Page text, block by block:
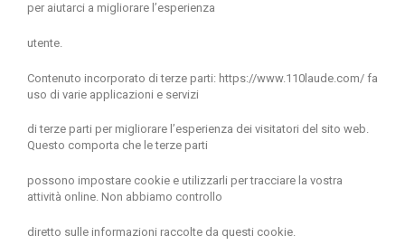
per aiutarci a migliorare l’esperienza
utente.
Contenuto incorporato di terze parti: https://www.110laude.com/ fa
uso di varie applicazioni e servizi
di terze parti per migliorare l’esperienza dei visitatori del sito web.
Questo comporta che le terze parti
possono impostare cookie e utilizzarli per tracciare la vostra
attività online. Non abbiamo controllo
diretto sulle informazioni raccolte da questi cookie.